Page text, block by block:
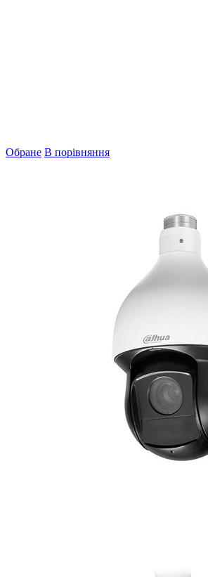
Обране В порівняння